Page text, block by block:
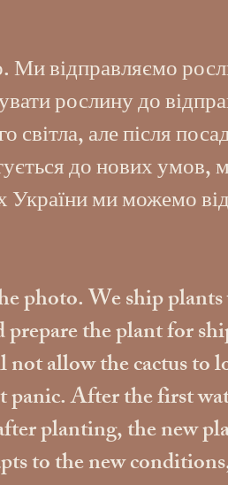
відправляємо
рослину до
але після
до нових
ми можемо
photo. We ship
the plant for
allow the cactus to
After the first
planting, the new
to the new